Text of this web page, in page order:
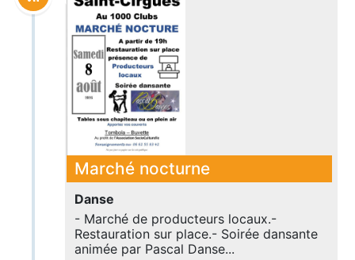
Marché nocturne
Danse
- Marché de producteurs locaux.-
Restauration sur place.- Soirée dansante
animée par Pascal Danse...